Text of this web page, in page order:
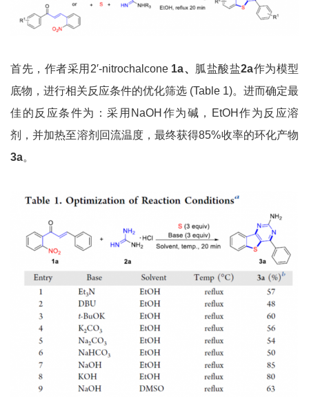
首先，作者采用2′-nitrochalcone 1a、 胍盐酸盐2a作为模型
底物，进行相关反应条件的优化筛选 (Table 1)。进而确定最
佳的反应条件为：采用NaOH作为碱，EtOH作为反应溶
剂，并加热至溶剂回流温度，最终获得85%收率的环化产物
3a。